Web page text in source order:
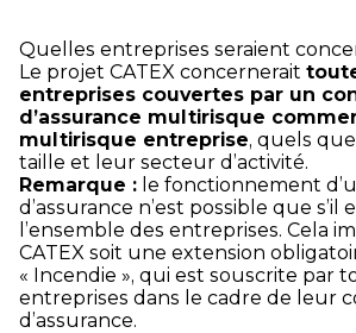
Quelles entreprises seraient
Le projet CATEX concernerait
entreprises couvertes par un
d’assurance multirisque
multirisque entreprise, quels
taille et leur secteur d’activité.
Remarque : le fonctionnement
d’assurance n’est possible que s’il
l’ensemble des entreprises. Cela
CATEX soit une extension
« Incendie », qui est souscrite par
entreprises dans le cadre de leur
d’assurance.